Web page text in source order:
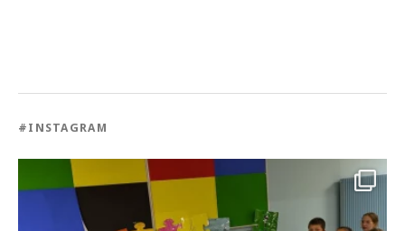
#INSTAGRAM